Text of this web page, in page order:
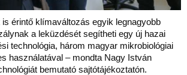
érintő klímaváltozás egyik legnagyobb
a leküzdését segítheti egy új hazai
technológia, három magyar mikrobiológiai
használatával – mondta Nagy István
bemutató sajtótájékoztatón.